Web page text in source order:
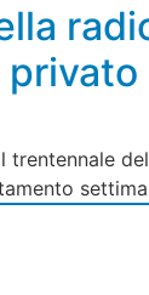
trentennale